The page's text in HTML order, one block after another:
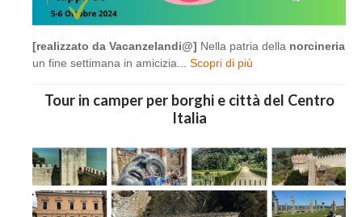
[realizzato da Vacanzelandi@] Nella patria della norcineria
un fine settimana in amicizia... Scopri di più
Tour in camper per borghi e città del Centro
Italia